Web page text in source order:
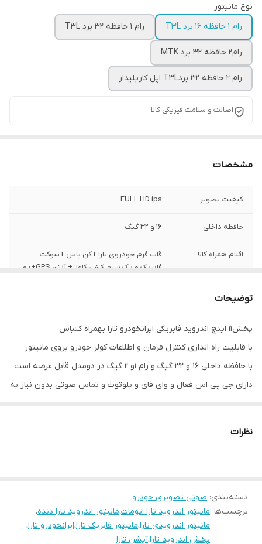
نوع مانیتور
رام 1 حافظه 16 برد T3L
رام 1 حافظه 32 برد T3L
رام2 حافظه 32 برد MTK
رام 2 حافظه 32 بردT3L اپل کارپلیدار
اصالت و سلامت فیزیکی کالا
مشخصات
کیفیت تصویر FULL HD ips
حافظه داخلی 16 و 32 گیگ
اقلام همراه کالا
قاب فرم خودروی تارا +کن باس +سوکت
فابریک و پک سیم کشی کامل+ آنتن GPS+دو
توضیحات
پخش11 اینچ اندروید فابریکی ایرانخودرو تارا بهمراه کنباس
با قابلیت راه اندازی کنترل فرمان و اطلاعات کولر خودرو بروی مانیتور
با حافظه داخلی 16 و 32 گیگ و رام 1و 2 گیگ در دومدل قابل عرضه است
دارای جی پی اس فعال و وای فای و بلوتوث و تماس صوتی بدون نیاز به
میباشد
16باند لول اکولایزر دارد و سیستم خروجی 6 ولتی میباشد
قابلیت آپشن میرولینک دارد (انتقال تصویر گوشی بروی مانیتور)
سوکت های خروجی فابریک میباشد بجهت عدم تداخل در سیم کشی
نظرات
دسته‌بندی: صوتی تصویری خودرو
برچسب‌ها :مانیتور اندروید تارا اتومات،مانیتور اندروید تارا دنده،
مانیتور اندرویدی تارا،مانیتور فابریک تارا،ایرانخودرو تارا،
پخش اندروید تارا،آپشن تارا